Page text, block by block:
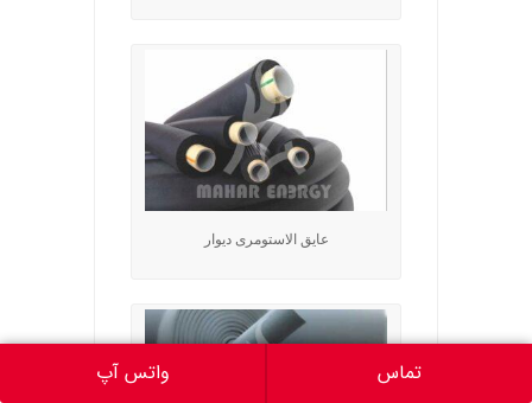
عایق الاستومری دیوار
تماس واتس آپ